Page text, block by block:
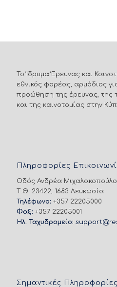
Το Ίδρυμα Έρευνας και
εθνικός φορέας, αρμόδιος
προώθηση της έρευνας, της
και της καινοτομίας στην
Πληροφορίες
Οδός Ανδρέα
Τ.Θ. 23422, 1683 Λευκωσία
Τηλέφωνο: +357 22205000
Φαξ: +357 22205001
Ηλ. Ταχυδρομείο:
Σημαντικές Πληροφορίες